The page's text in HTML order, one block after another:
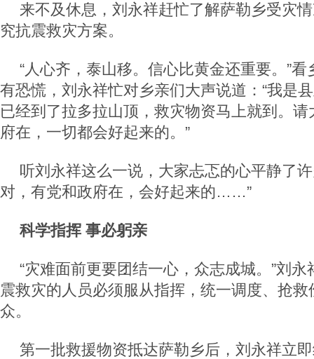
来不及休息，刘永祥赶忙了解萨勒乡受灾
究抗震救灾方案。
“人心齐，泰山移。信心比黄金还重要。”
有恐慌，刘永祥忙对乡亲们大声说道：“我是
已经到了拉多拉山顶，救灾物资马上就到。
府在，一切都会好起来的。”
听刘永祥这么一说，大家忐忑的心平静了
对，有党和政府在，会好起来的……”
科学指挥 事必躬亲
“灾难面前更要团结一心，众志成城。”刘
震救灾的人员必须服从指挥，统一调度、抢
众。
第一批救援物资抵达萨勒乡后，刘永祥立